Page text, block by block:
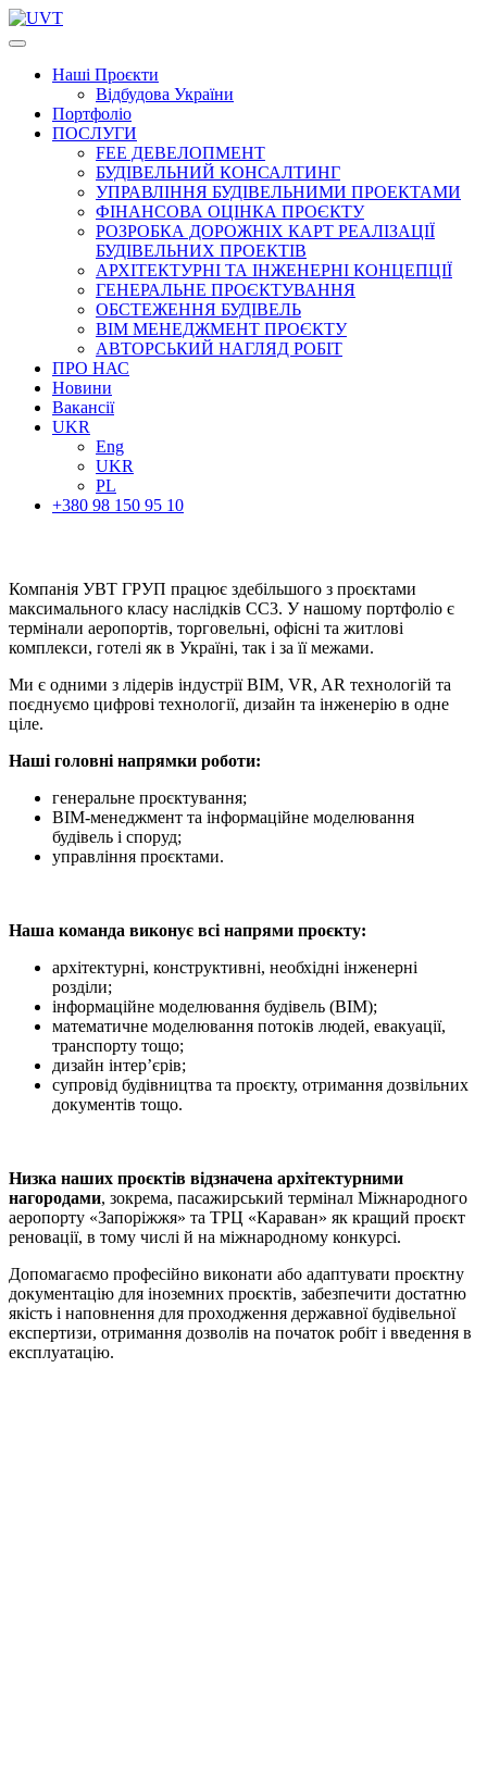
Наші Проєкти
Відбудова України
Портфоліо
ПОСЛУГИ
FEE ДЕВЕЛОПМЕНТ
БУДІВЕЛЬНИЙ КОНСАЛТИНГ
УПРАВЛІННЯ БУДІВЕЛЬНИМИ ПРОЕКТАМИ
ФІНАНСОВА ОЦІНКА ПРОЄКТУ
РОЗРОБКА ДОРОЖНІХ КАРТ РЕАЛІЗАЦІЇ
БУДІВЕЛЬНИХ ПРОЕКТІВ
АРХІТЕКТУРНІ ТА ІНЖЕНЕРНІ КОНЦЕПЦІЇ
ГЕНЕРАЛЬНЕ ПРОЄКТУВАННЯ
ОБСТЕЖЕННЯ БУДІВЕЛЬ
BIM МЕНЕДЖМЕНТ ПРОЄКТУ
АВТОРСЬКИЙ НАГЛЯД РОБІТ
ПРО НАС
Новини
Вакансії
UKR
Eng
UKR
PL
+380 98 150 95 10
Компанія УВТ ГРУП працює здебільшого з проєктами
максимального класу наслідків СС3. У нашому портфоліо є
термінали аеропортів, торговельні, офісні та житлові
комплекси, готелі як в Україні, так і за її межами.
Ми є одними з лідерів індустрії BIM, VR, AR технологій та
поєднуємо цифрові технології, дизайн та інженерію в одне
ціле.
Наші головні напрямки роботи:
генеральне проєктування;
BIM-менеджмент та інформаційне моделювання
будівель і споруд;
управління проєктами.
Наша команда виконує всі напрями проєкту:
архітектурні, конструктивні, необхідні інженерні
розділи;
інформаційне моделювання будівель (BIM);
математичне моделювання потоків людей, евакуації,
транспорту тощо;
дизайн інтер’єрів;
супровід будівництва та проєкту, отримання дозвільних
документів тощо.
Низка наших проєктів відзначена архітектурними
нагородами, зокрема, пасажирський термінал Міжнародного
аеропорту «Запоріжжя» та ТРЦ «Караван» як кращий проєкт
реновації, в тому числі й на міжнародному конкурсі.
Допомагаємо професійно виконати або адаптувати проєктну
документацію для іноземних проєктів, забезпечити достатню
якість і наповнення для проходження державної будівельної
експертизи, отримання дозволів на початок робіт і введення в
експлуатацію.